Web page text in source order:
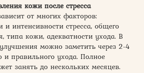
кожи после стресса
от многих факторов:
и интенсивности стресса, общего
типа кожи, адекватности ухода. В
можно заметить через 2-4
и правильного ухода. Полное
занять до нескольких месяцев.